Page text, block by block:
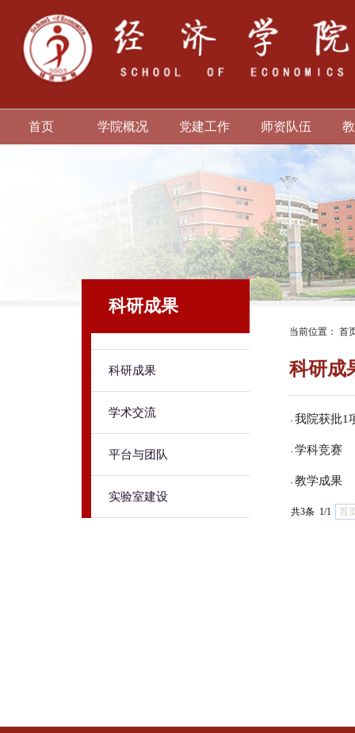
首页 学院概况 党建工作 师资队伍
科研成果
科研成果
学术交流
平台与团队
实验室建设
当前位置： 首
科研成
· 我院获批1
· 学科竞赛
· 教学成果
共3条 1/1 首